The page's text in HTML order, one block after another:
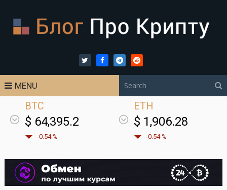
MENU
BTC
$ 64,395.2
-0.54 %
ETH
$ 1,906.28
-0.54 %